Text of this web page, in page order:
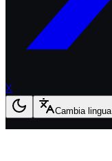
X
Cambia lingua